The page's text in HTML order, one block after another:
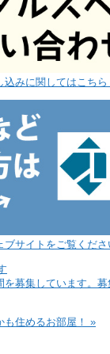
込みに関してはこちら
サイトをご覧くだ
募集しています。
も住めるお部屋！ »